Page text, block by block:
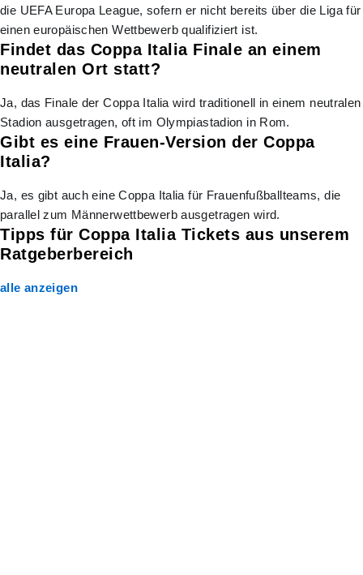
die UEFA Europa League, sofern er nicht bereits über die Liga für
einen europäischen Wettbewerb qualifiziert ist.
Findet das Coppa Italia Finale an einem
neutralen Ort statt?
Ja, das Finale der Coppa Italia wird traditionell in einem neutralen
Stadion ausgetragen, oft im Olympiastadion in Rom.
Gibt es eine Frauen-Version der Coppa
Italia?
Ja, es gibt auch eine Coppa Italia für Frauenfußballteams, die
parallel zum Männerwettbewerb ausgetragen wird.
Tipps für Coppa Italia Tickets aus unserem
Ratgeberbereich
alle anzeigen